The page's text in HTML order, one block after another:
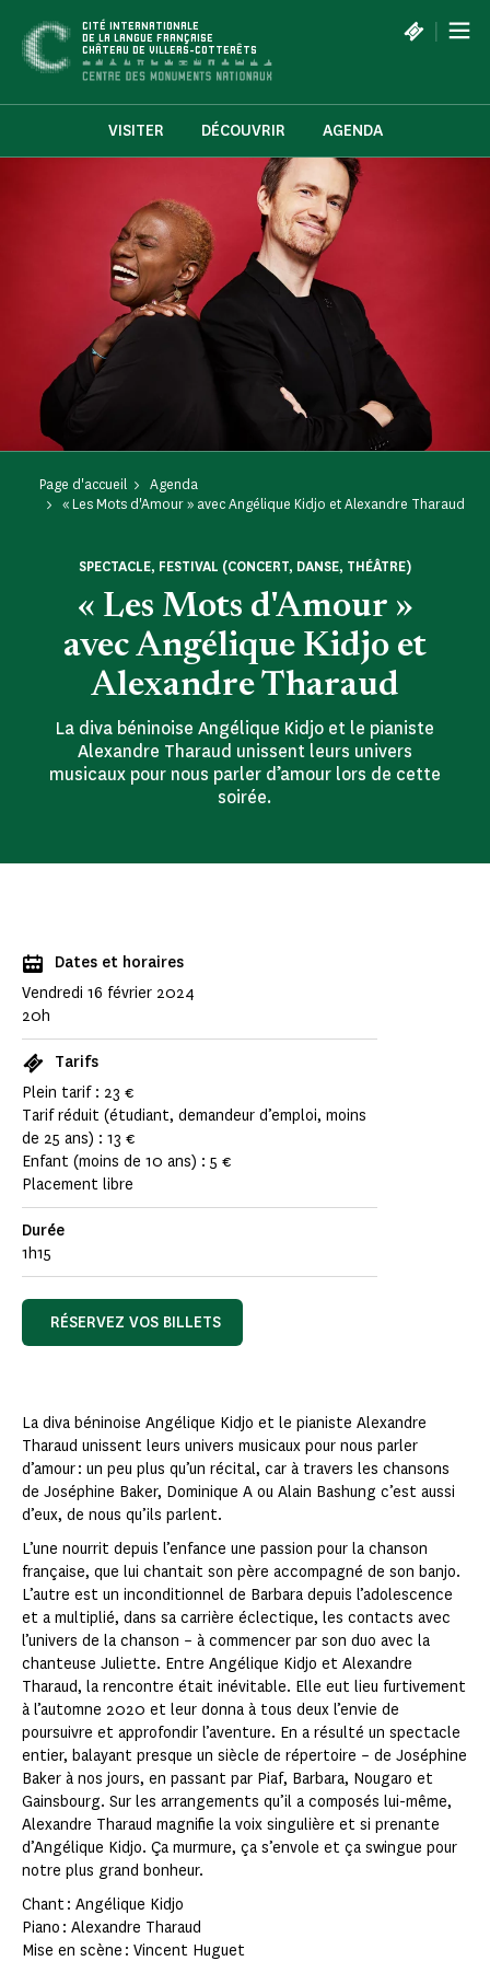
CITÉ INTERNATIONALE
DE LA LANGUE FRANÇAISE
CHÂTEAU DE VILLERS-COTTERÊTS
|
VISITER DÉCOUVRIR AGENDA
Page d'accueil
Agenda
« Les Mots d'Amour » avec Angélique Kidjo et Alexandre Tharaud
« Les Mots d'Amour »
avec Angélique Kidjo et
Alexandre Tharaud
SPECTACLE, FESTIVAL (CONCERT, DANSE, THÉÂTRE)
La diva béninoise Angélique Kidjo et le pianiste
Alexandre Tharaud unissent leurs univers
musicaux pour nous parler d’amour lors de cette
soirée.
Dates et horaires
Vendredi 16 février 2024
20h
Tarifs
Plein tarif : 23 €
Tarif réduit (étudiant, demandeur d’emploi, moins
de 25 ans) : 13 €
Enfant (moins de 10 ans) : 5 €
Placement libre
Durée
1h15
RÉSERVEZ VOS BILLETS
La diva béninoise Angélique Kidjo et le pianiste Alexandre
Tharaud unissent leurs univers musicaux pour nous parler
d’amour : un peu plus qu’un récital, car à travers les chansons
de Joséphine Baker, Dominique A ou Alain Bashung c’est aussi
d’eux, de nous qu’ils parlent.
L’une nourrit depuis l’enfance une passion pour la chanson
française, que lui chantait son père accompagné de son banjo.
L’autre est un inconditionnel de Barbara depuis l’adolescence
et a multiplié, dans sa carrière éclectique, les contacts avec
l’univers de la chanson – à commencer par son duo avec la
chanteuse Juliette. Entre Angélique Kidjo et Alexandre
Tharaud, la rencontre était inévitable. Elle eut lieu furtivement
à l’automne 2020 et leur donna à tous deux l’envie de
poursuivre et approfondir l’aventure. En a résulté un spectacle
entier, balayant presque un siècle de répertoire – de Joséphine
Baker à nos jours, en passant par Piaf, Barbara, Nougaro et
Gainsbourg. Sur les arrangements qu’il a composés lui-même,
Alexandre Tharaud magnifie la voix singulière et si prenante
d’Angélique Kidjo. Ça murmure, ça s’envole et ça swingue pour
notre plus grand bonheur.
Chant : Angélique Kidjo
Piano : Alexandre Tharaud
Mise en scène : Vincent Huguet